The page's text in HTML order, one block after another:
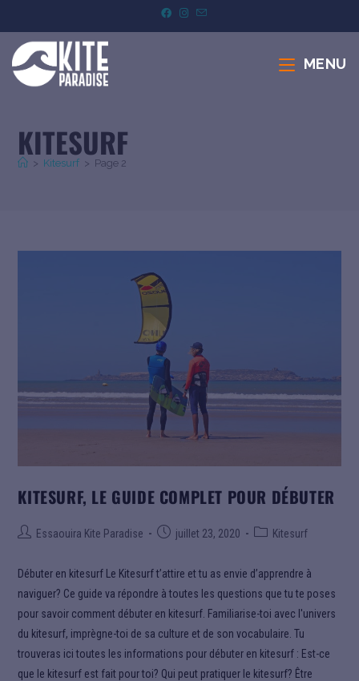
MENU
KITESURF
> Kitesurf > Page 2
KITESURF, LE GUIDE COMPLET POUR DÉBUTER
Essaouira Kite Paradise juillet 23, 2020 Kitesurf
Débuter en kitesurf Le Kitesurf t’attire et tu as envie d’apprendre à
naviguer? Ce guide va répondre à toutes les questions que tu te poses
pour savoir comment débuter en kitesurf. Familiarise-toi avec l'univers
du kitesurf, imprègne-toi de sa culture et de son vocabulaire. Tu
trouveras ici toutes les informations pour débuter en kitesurf : Est-ce
que le kitesurf est fait pour toi? Qui peut pratiquer le kitesurf? Être